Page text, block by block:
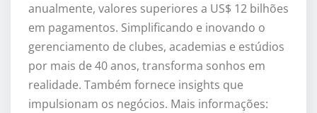
anualmente, valores superiores a US$ 12 bilhões
em pagamentos. Simplificando e inovando o
gerenciamento de clubes, academias e estúdios
por mais de 40 anos, transforma sonhos em
realidade. Também fornece insights que
impulsionam os negócios. Mais informações: